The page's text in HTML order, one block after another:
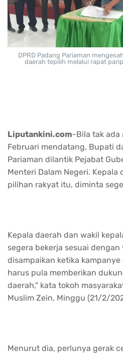
DPRD Padang Pariaman
daerah tepilih melalui rapat
Liputankini.com-Bila tak ada
Februari mendatang, Bupati
Pariaman dilantik Pejabat
Menteri Dalam Negeri. Kepala
pilihan rakyat itu, diminta
Kepala daerah dan wakil
segera bekerja sesuai
disampaikan ketika
harus pula memberikan
daerah," kata tokoh
Muslim Zein, Minggu (21/2/
Menurut dia, perlunya gerak